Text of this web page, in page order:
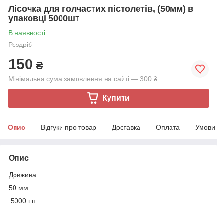
Лісочка для голчастих пістолетів, (50мм) в
упаковці 5000шт
В наявності
Роздріб
150 ₴
Мінімальна сума замовлення на сайті — 300 ₴
Купити
Опис Відгуки про товар Доставка Оплата Умови
Опис
Довжина:
50 мм
5000 шт.